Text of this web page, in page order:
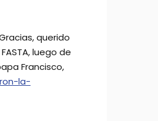
querido
luego de
Francisco,
la-